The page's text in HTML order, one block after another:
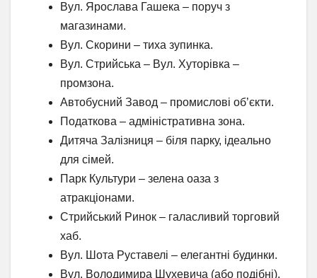
Вул. Ярослава Гашека – поруч з
магазинами.
Вул. Скорини – тиха зупинка.
Вул. Стрийська – Вул. Хуторівка –
промзона.
Автобусний Завод – промислові об’єкти.
Податкова – адміністративна зона.
Дитяча Залізниця – біля парку, ідеально
для сімей.
Парк Культури – зелена оаза з
атракціонами.
Стрийський Ринок – галасливий торговий
хаб.
Вул. Шота Руставелі – елегантні будинки.
Вул. Володимира Шухевича (або подібні).